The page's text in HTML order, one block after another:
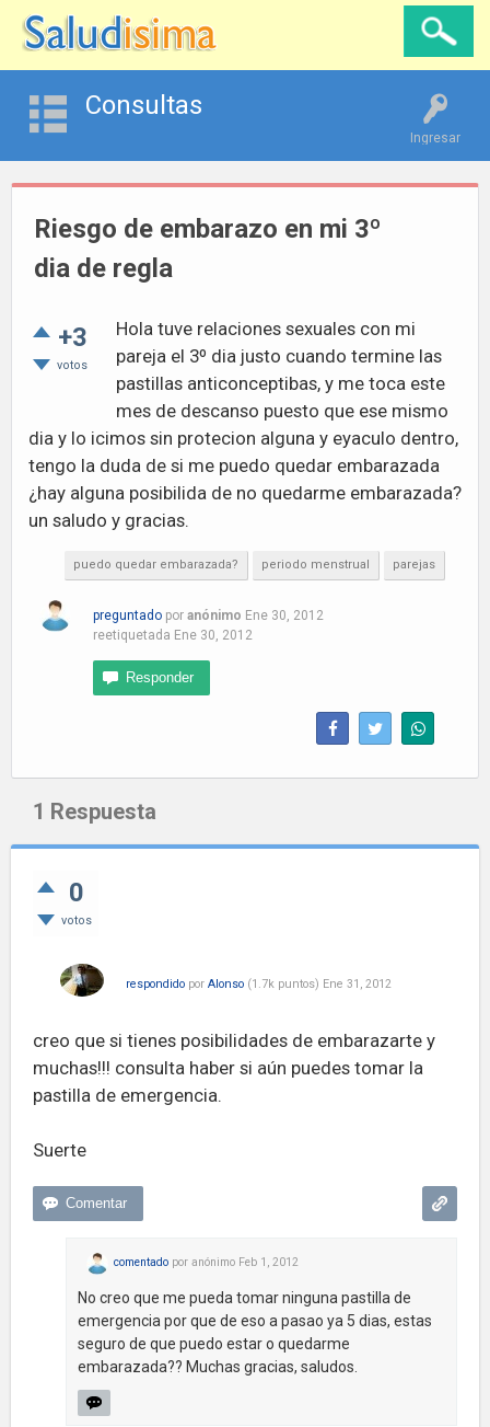
Ingresar
Consultas
Riesgo de embarazo en mi 3º
dia de regla
+3
votos
Hola tuve relaciones sexuales con mi
pareja el 3º dia justo cuando termine las
pastillas anticonceptibas, y me toca este
mes de descanso puesto que ese mismo
dia y lo icimos sin protecion alguna y eyaculo dentro,
tengo la duda de si me puedo quedar embarazada
¿hay alguna posibilida de no quedarme embarazada?
un saludo y gracias.
puedo quedar embarazada? periodo menstrual parejas
preguntado por anónimo Ene 30, 2012
reetiquetada Ene 30, 2012
1 Respuesta
0
votos
respondido por Alonso (1.7k puntos) Ene 31, 2012
creo que si tienes posibilidades de embarazarte y
muchas!!! consulta haber si aún puedes tomar la
pastilla de emergencia.
Suerte
comentado por anónimo Feb 1, 2012
No creo que me pueda tomar ninguna pastilla de
emergencia por que de eso a pasao ya 5 dias, estas
seguro de que puedo estar o quedarme
embarazada?? Muchas gracias, saludos.